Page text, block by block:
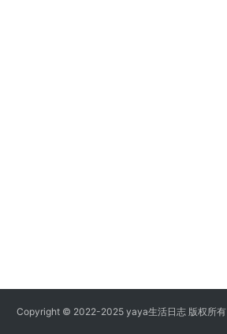
Copyright © 2022-2025 yaya生活日志 版权所有